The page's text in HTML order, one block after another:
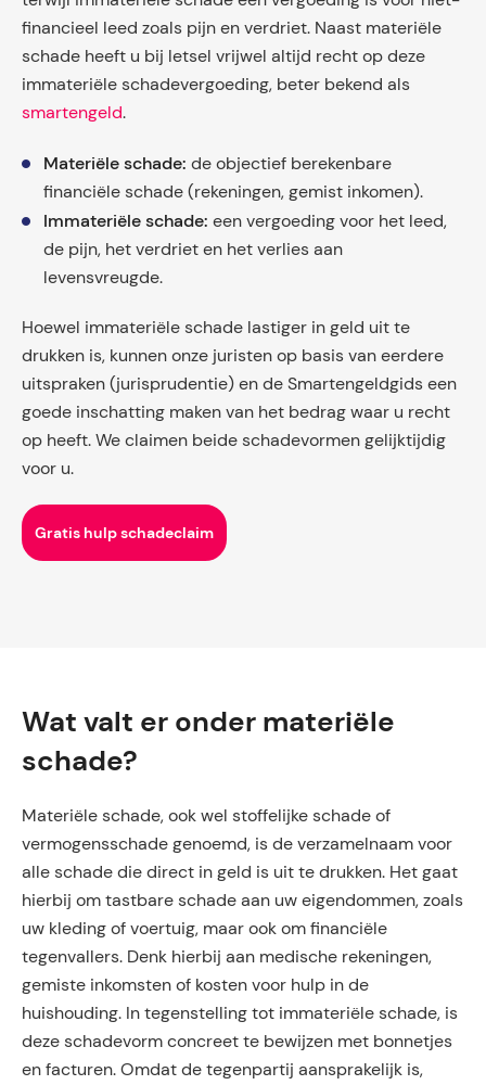
financieel leed zoals pijn en verdriet. Naast materiële
schade heeft u bij letsel vrijwel altijd recht op deze
immateriële schadevergoeding, beter bekend als
smartengeld.
Materiële schade: de objectief berekenbare
financiële schade (rekeningen, gemist inkomen).
Immateriële schade: een vergoeding voor het leed,
de pijn, het verdriet en het verlies aan
levensvreugde.
Hoewel immateriële schade lastiger in geld uit te
drukken is, kunnen onze juristen op basis van eerdere
uitspraken (jurisprudentie) en de Smartengeldgids een
goede inschatting maken van het bedrag waar u recht
op heeft. We claimen beide schadevormen gelijktijdig
voor u.
Gratis hulp schadeclaim
Wat valt er onder materiële
schade?
Materiële schade, ook wel stoffelijke schade of
vermogensschade genoemd, is de verzamelnaam voor
alle schade die direct in geld is uit te drukken. Het gaat
hierbij om tastbare schade aan uw eigendommen, zoals
uw kleding of voertuig, maar ook om financiële
tegenvallers. Denk hierbij aan medische rekeningen,
gemiste inkomsten of kosten voor hulp in de
huishouding. In tegenstelling tot immateriële schade, is
deze schadevorm concreet te bewijzen met bonnetjes
en facturen. Omdat de tegenpartij aansprakelijk is,